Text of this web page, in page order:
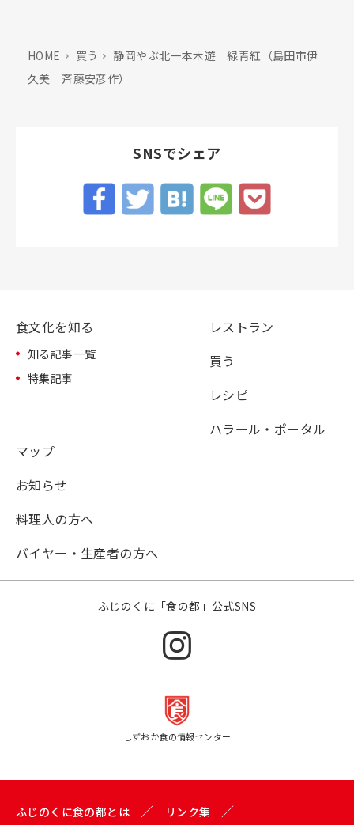
HOME 買う
静岡やぶ北一本木遊 緑青紅（島田市伊
久美 斉藤安彦作）
SNSでシェア
しずおか食の情報センター
食文化を知る
知る記事一覧
特集記事
レストラン
買う
レシピ
ハラール・ポータル
マップ
お知らせ
料理人の方へ
バイヤー・生産者の方へ
ふじのくに「食の都」公式SNS
ふじのくに食の都とは リンク集